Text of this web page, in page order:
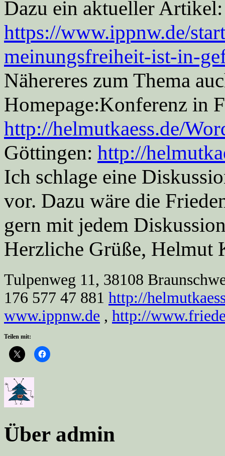
Dazu ein aktueller Artikel:
https://www.ippnw.de/
meinungsfreiheit-ist-in-
Nähereres zum Thema
Homepage:Konferenz in
http://helmutkaess.de/
Göttingen: http://
Ich schlage eine
vor. Dazu wäre die
gern mit jedem
Herzliche Grüße, Helmut
Tulpenweg 11, 38108
176 577 47 881 http://
www.ippnw.de , http://
Teilen mit:
Über admin